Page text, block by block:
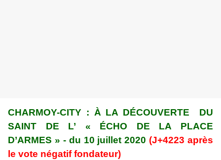
CHARMOY-CITY : À LA DÉCOUVERTE DU
SAINT DE L’ « ÉCHO DE LA PLACE
D’ARMES » - du 10 juillet 2020 (J+4223 après
le vote négatif fondateur)